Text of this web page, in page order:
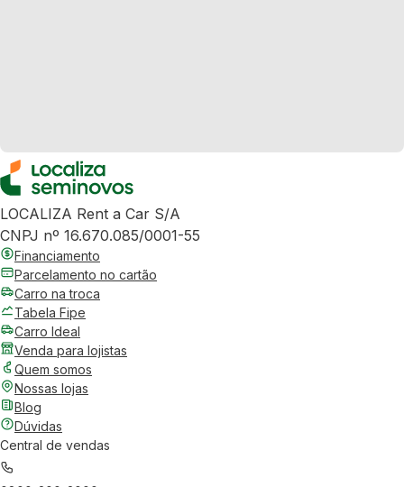
LOCALIZA Rent a Car S/A
CNPJ nº 16.670.085/0001-55
Financiamento
Parcelamento no cartão
Carro na troca
Tabela Fipe
Carro Ideal
Venda para lojistas
Quem somos
Nossas lojas
Blog
Dúvidas
Central de vendas